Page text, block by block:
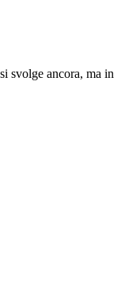
svolge ancora, ma in